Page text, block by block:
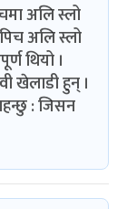
अलि स्लो
अलि स्लो
थियो ।
खेलाडी हुन् ।
: जिसन